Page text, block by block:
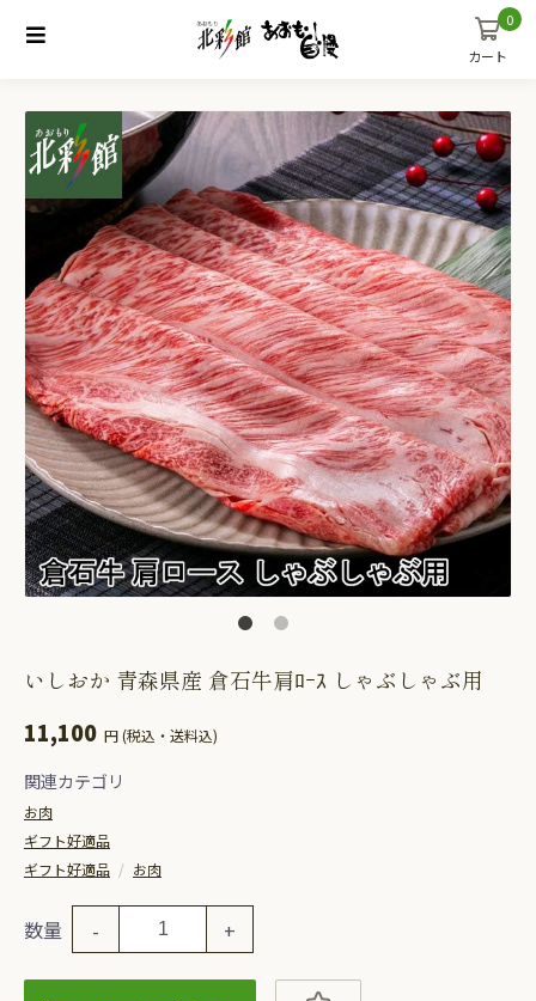
0
カート
いしおか 青森県産 倉石牛肩ﾛｰｽ しゃぶしゃぶ用
11,100 円 (税込・送料込)
関連カテゴリ
お肉
ギフト好適品
ギフト好適品 / お肉
数量 - +